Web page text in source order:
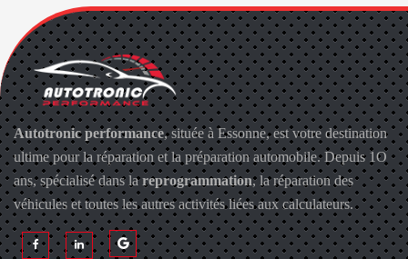
Autotronic performance, située à Essonne, est votre destination
ultime pour la réparation et la préparation automobile. Depuis 1O
ans, spécialisé dans lareprogrammation, la réparation des
véhicules et toutes les autres activités liées aux calculateurs.